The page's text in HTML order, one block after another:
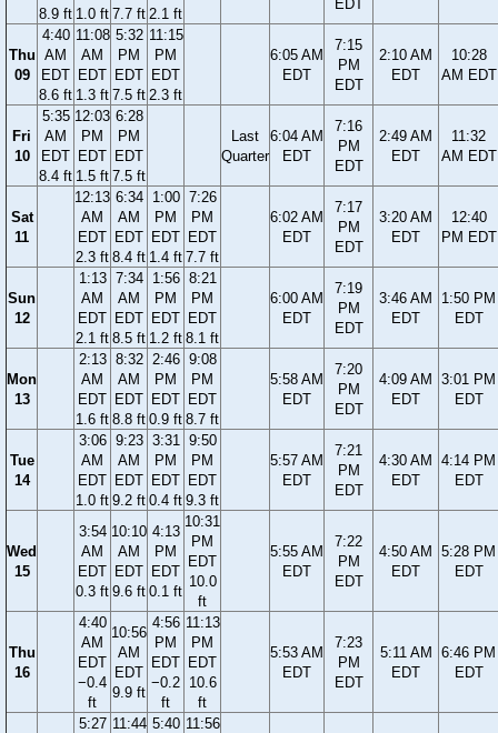
8.9 ft 1.0 ft 7.7 ft 2.1 ft
EDT
Thu
09
4:40
AM
EDT
8.6 ft
11:08
AM
EDT
1.3 ft
5:32
PM
EDT
7.5 ft
11:15
PM
EDT
2.3 ft
6:05 AM
EDT
7:15
PM
EDT
2:10 AM
EDT
10:28
AM EDT
Fri
10
5:35
AM
EDT
8.4 ft
12:03
PM
EDT
1.5 ft
6:28
PM
EDT
7.5 ft
Last
Quarter
6:04 AM
EDT
7:16
PM
EDT
2:49 AM
EDT
11:32
AM EDT
Sat
11
12:13
AM
EDT
2.3 ft
6:34
AM
EDT
8.4 ft
1:00
PM
EDT
1.4 ft
7:26
PM
EDT
7.7 ft
6:02 AM
EDT
7:17
PM
EDT
3:20 AM
EDT
12:40
PM EDT
Sun
12
1:13
AM
EDT
2.1 ft
7:34
AM
EDT
8.5 ft
1:56
PM
EDT
1.2 ft
8:21
PM
EDT
8.1 ft
6:00 AM
EDT
7:19
PM
EDT
3:46 AM
EDT
1:50 PM
EDT
Mon
13
2:13
AM
EDT
1.6 ft
8:32
AM
EDT
8.8 ft
2:46
PM
EDT
0.9 ft
9:08
PM
EDT
8.7 ft
5:58 AM
EDT
7:20
PM
EDT
4:09 AM
EDT
3:01 PM
EDT
Tue
14
3:06
AM
EDT
1.0 ft
9:23
AM
EDT
9.2 ft
3:31
PM
EDT
0.4 ft
9:50
PM
EDT
9.3 ft
5:57 AM
EDT
7:21
PM
EDT
4:30 AM
EDT
4:14 PM
EDT
Wed
15
3:54
AM
EDT
0.3 ft
10:10
AM
EDT
9.6 ft
4:13
PM
EDT
0.1 ft
10:31
PM
EDT
10.0
ft
5:55 AM
EDT
7:22
PM
EDT
4:50 AM
EDT
5:28 PM
EDT
Thu
16
4:40
AM
EDT
−0.4
ft
10:56
AM
EDT
9.9 ft
4:56
PM
EDT
−0.2
ft
11:13
PM
EDT
10.6
ft
5:53 AM
EDT
7:23
PM
EDT
5:11 AM
EDT
6:46 PM
EDT
5:27 11:44 5:40 11:56